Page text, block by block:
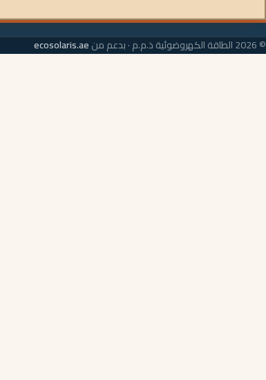
© 2026 الطاقة الكهروضوئية ذ.م.م · بدعم من ecosolaris.ae